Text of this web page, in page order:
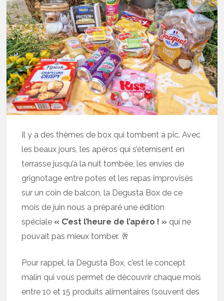
Il y a des thèmes de box qui tombent à pic. Avec
les beaux jours, les apéros qui s’éternisent en
terrasse jusqu’à la nuit tombée, les envies de
grignotage entre potes et les repas improvisés
sur un coin de balcon, la Degusta Box de ce
mois de juin nous a préparé une édition
spéciale « C’est l’heure de l’apéro ! » qui ne
pouvait pas mieux tomber. 🥂
Pour rappel, la Degusta Box, c’est le concept
malin qui vous permet de découvrir chaque mois
entre 10 et 15 produits alimentaires (souvent des